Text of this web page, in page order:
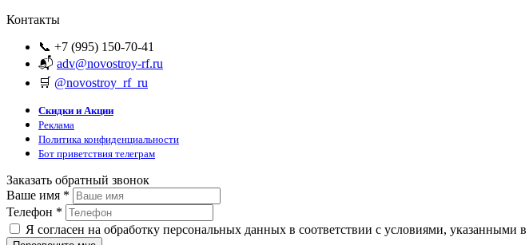
Контакты
📞 +7 (995) 150-70-41
📬 adv@novostroy-rf.ru
🛒 @novostroy_rf_ru
Скидки и Акции
Реклама
Политика конфиденциальности
Бот приветствия телеграм
Заказать обратный звонок
Ваше имя *
Телефон *
Я согласен на обработку персональных данных в соответствии с условиями, указанными в